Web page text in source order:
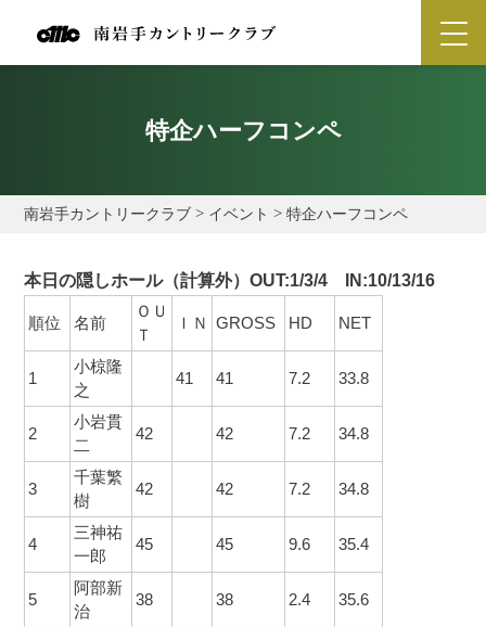
特企ハーフコンペ
南岩手カントリークラブ > イベント >特企ハーフコンペ
本日の隠しホール（計算外）OUT:1/3/4 IN :10/13/16
順位 名前
ＯＵ
Ｔ
ＩＮ GROSS HD NET
1
小椋隆
之
41 41 7.2 33.8
2
小岩貫
二
42 42 7.2 34.8
3
千葉繁
樹
42 42 7.2 34.8
4
三神祐
一郎
45 45 9.6 35.4
5
阿部新
治
38 38 2.4 35.6